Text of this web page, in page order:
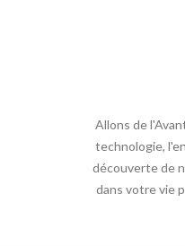
Allons de
technologie,
découverte de
dans votre vie